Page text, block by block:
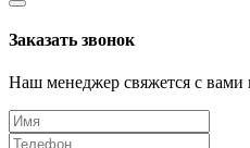
Заказать звонок
Наш менеджер свяжется с